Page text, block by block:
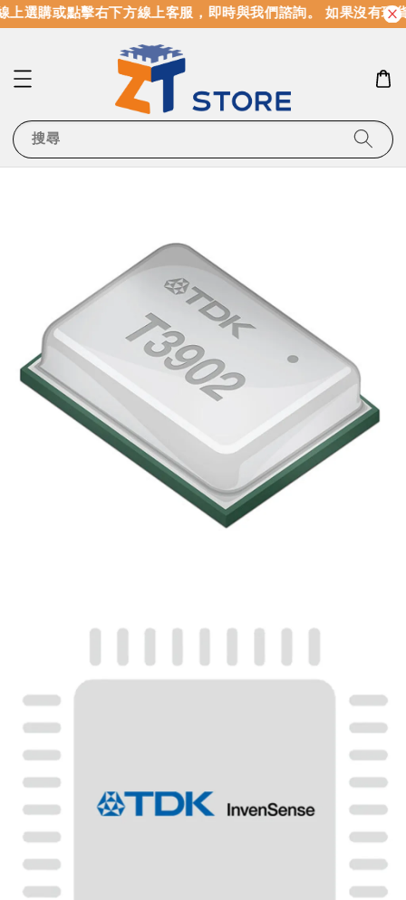
選購或點擊右下方線上客服，即時與我們諮詢。 如果沒有現
搜尋